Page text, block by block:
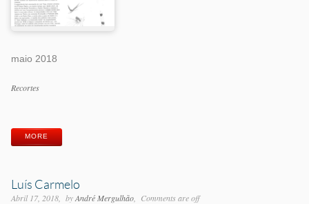
maio 2018
Categorias
Recortes
MORE
Luís Carmelo
Abril 17, 2018 byAndré Mergulhão Comments are off